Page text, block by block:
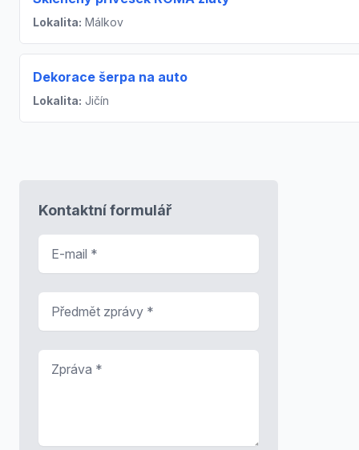
Lokalita: Málkov
Dekorace šerpa na auto
Lokalita: Jičín
Kontaktní formulář